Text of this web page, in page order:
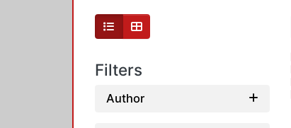
Filters
Author